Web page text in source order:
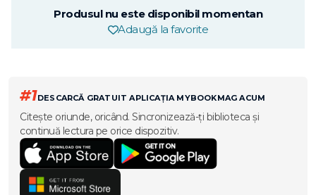
Produsul nu este disponibil momentan
Adaugă la favorite
#1DESCARCĂ GRATUIT APLICAȚIA MYBOOKMAG ACUM
Citește oriunde, oricând. Sincronizează-ți biblioteca și
continuă lectura pe orice dispozitiv.